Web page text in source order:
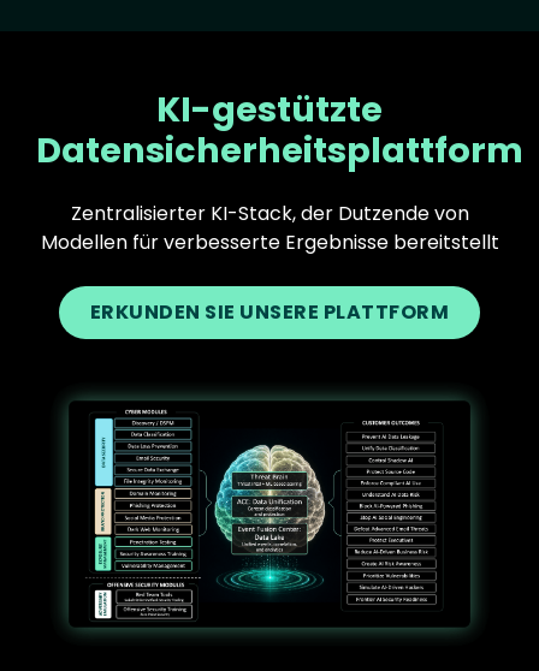
KI-gestützte
Datensicherheitsplattform
Zentralisierter KI-Stack, der Dutzende von
Modellen für verbesserte Ergebnisse bereitstellt
ERKUNDEN SIE UNSERE PLATTFORM